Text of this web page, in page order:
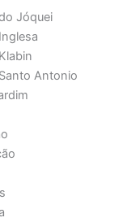
Jóquei
Antonio